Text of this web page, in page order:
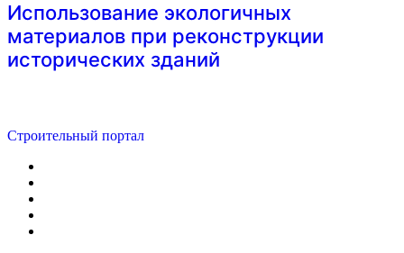
Использование экологичных
материалов при реконструкции
исторических зданий
Строительный портал